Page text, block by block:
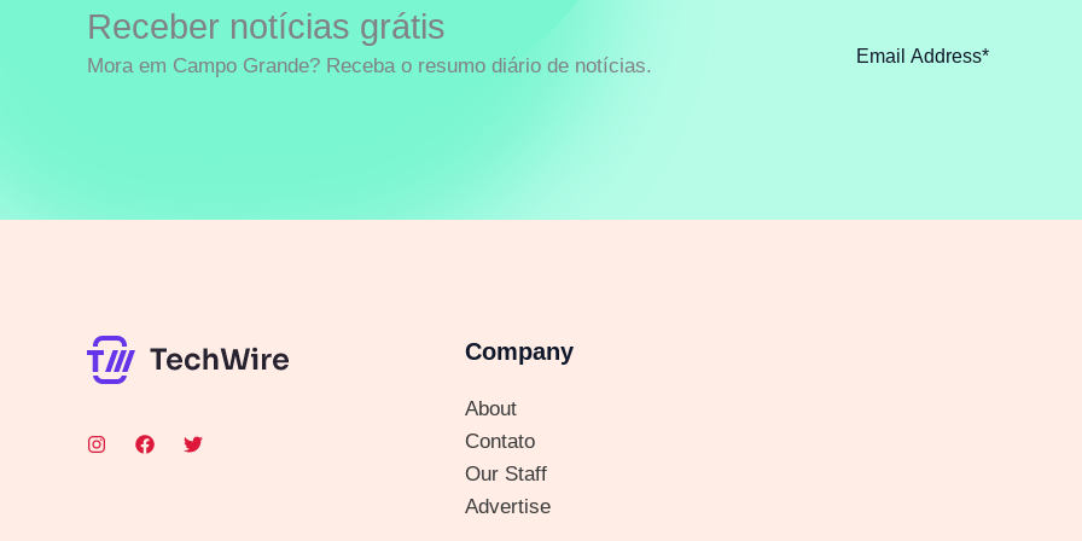
Receber notícias grátis
Mora em Campo Grande? Receba o resumo diário de notícias.
Company
About
Contato
Our Staff
Advertise